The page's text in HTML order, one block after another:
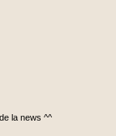
la news ^^